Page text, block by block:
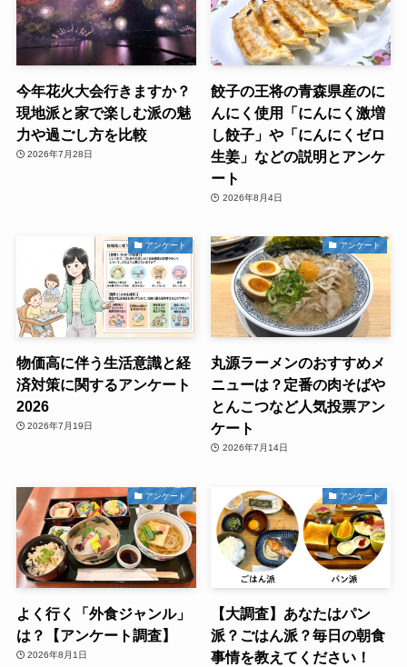
今年花火大会行きますか？
現地派と家で楽しむ派の魅
力や過ごし方を比較
2026年7月28日
餃子の王将の青森県産のに
んにく使用「にんにく激増
し餃子」や「にんにくゼロ
生姜」などの説明とアンケ
ート
2026年8月4日
アンケート
物価高に伴う生活意識と経
済対策に関するアンケート
2026
2026年7月19日
アンケート
丸源ラーメンのおすすめメ
ニューは？定番の肉そばや
とんこつなど人気投票アン
ケート
2026年7月14日
アンケート
よく行く「外食ジャンル」
は？【アンケート調査】
2026年8月1日
アンケート
【大調査】あなたはパン
派？ごはん派？毎日の朝食
事情を教えてください！